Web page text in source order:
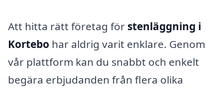
Att hitta rätt företag för stenläggning i
Kortebo har aldrig varit enklare. Genom
vår plattform kan du snabbt och enkelt
begära erbjudanden från flera olika